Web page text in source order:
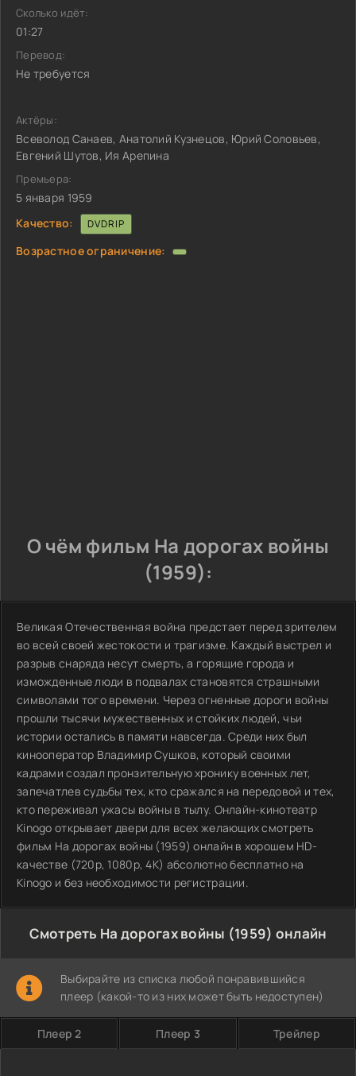
Сколько идёт:
01:27
Перевод:
Не требуется
Актёры:
Всеволод Санаев, Анатолий Кузнецов, Юрий Соловьев,
Евгений Шутов, Ия Арепина
Премьера:
5 января 1959
Качество:
DVDRIP
Возрастное ограничение:
О чём фильм На дорогах войны
(1959):
Великая Отечественная война предстает перед зрителем
во всей своей жестокости и трагизме. Каждый выстрел и
разрыв снаряда несут смерть, а горящие города и
изможденные люди в подвалах становятся страшными
символами того времени. Через огненные дороги войны
прошли тысячи мужественных и стойких людей, чьи
истории остались в памяти навсегда. Среди них был
кинооператор Владимир Сушков, который своими
кадрами создал пронзительную хронику военных лет,
запечатлев судьбы тех, кто сражался на передовой и тех,
кто переживал ужасы войны в тылу. Онлайн-кинотеатр
Kinogo открывает двери для всех желающих смотреть
фильм На дорогах войны (1959) онлайн в хорошем HD-
качестве (720p, 1080p, 4K) абсолютно бесплатно на
Kinogo и без необходимости регистрации.
Смотреть На дорогах войны (1959) онлайн
Выбирайте из списка любой понравившийся
плеер (какой-то из них может быть недоступен)
Плеер 2 Плеер 3 Трейлер